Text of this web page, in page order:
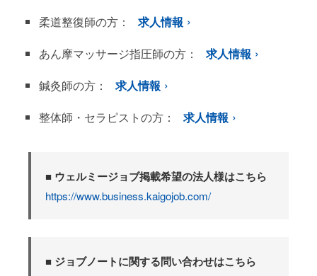
柔道整復師の方：
求人情報
あん摩マッサージ指圧師の方：
求人情報
鍼灸師の方：
求人情報
整体師・セラピストの方：
求人情報
■ ウェルミージョブ掲載希望の法人様はこちら
https://www.business.kaigojob.com/
■ ジョブノートに関する問い合わせはこちら